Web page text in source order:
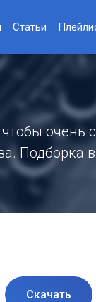
Статьи
Подборка
Скачать